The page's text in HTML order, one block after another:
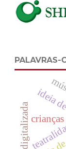
PALAVRAS-
ideia
crianças